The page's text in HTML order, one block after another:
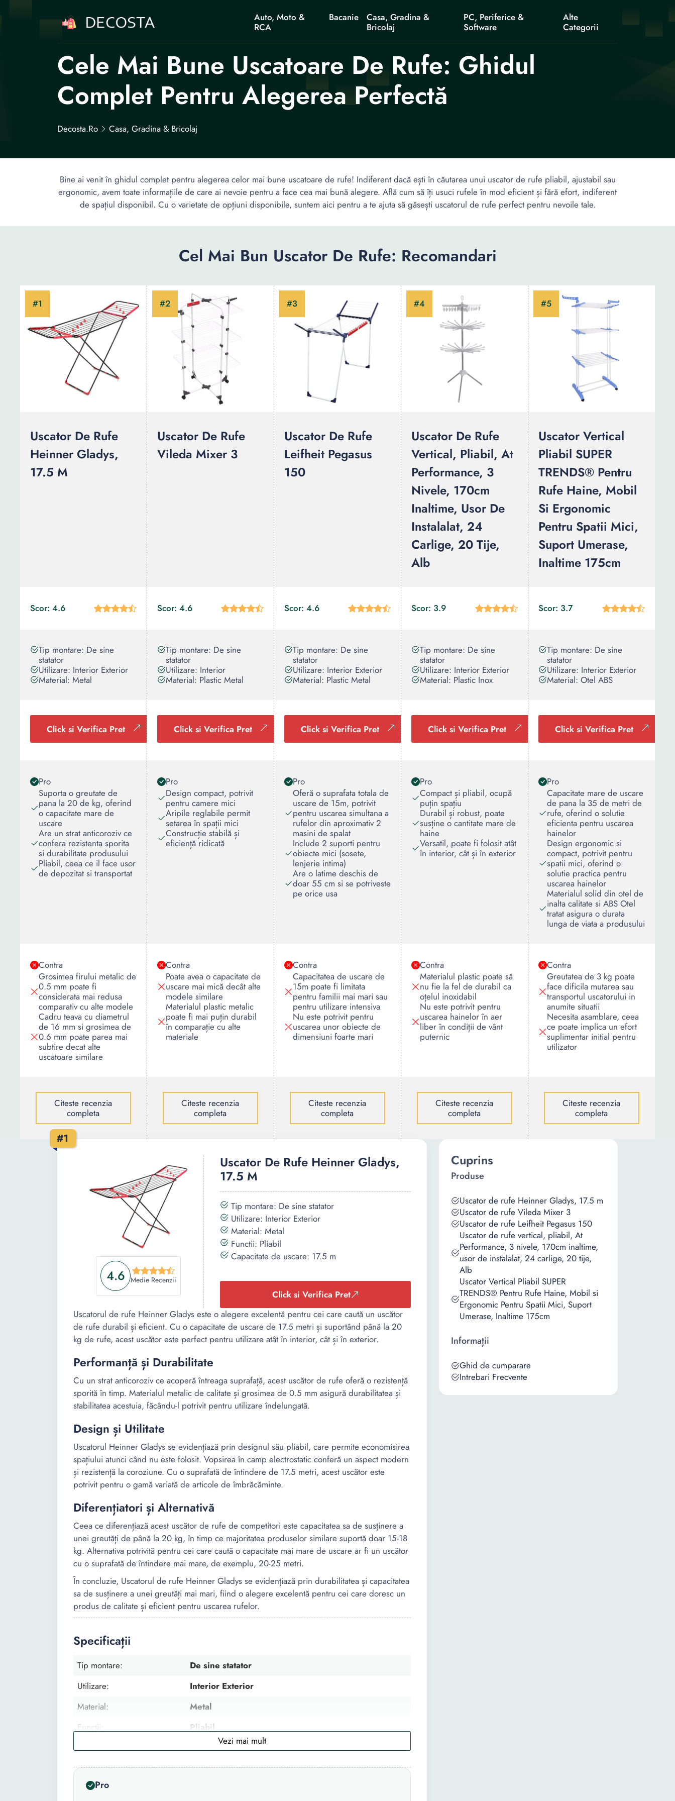
Auto, Moto &
RCA
Bacanie
Casa, Gradina &
Bricolaj
PC, Periferice &
Software
Alte
Categorii
Cele Mai Bune Uscatoare De Rufe: Ghidul
Complet Pentru Alegerea Perfectă
Decosta.ro Casa, Gradina & Bricolaj
Bine ai venit în ghidul complet pentru alegerea celor mai bune uscatoare de rufe! Indiferent dacă ești în căutarea unui uscator de rufe pliabil, ajustabil sau
ergonomic, avem toate informațiile de care ai nevoie pentru a face cea mai bună alegere. Află cum să îți usuci rufele în mod eficient și fără efort, indiferent
de spațiul disponibil. Cu o varietate de opțiuni disponibile, suntem aici pentru a te ajuta să găsești uscatorul de rufe perfect pentru nevoile tale.
Cel Mai Bun Uscator De Rufe: Recomandari
Uscator De Rufe
Heinner Gladys,
17.5 M
Scor: 4.6
Tip montare: De sine
statator
Utilizare: Interior Exterior
Material: Metal
Click si Verifica Pret
Pro
Suporta o greutate de
pana la 20 de kg, oferind
o capacitate mare de
uscare
Are un strat anticoroziv ce
confera rezistenta sporita
si durabilitate produsului
Pliabil, ceea ce il face usor
de depozitat si transportat
Contra
Grosimea firului metalic de
0.5 mm poate fi
considerata mai redusa
comparativ cu alte modele
Cadru teava cu diametrul
de 16 mm si grosimea de
0.6 mm poate parea mai
subtire decat alte
uscatoare similare
Citeste recenzia
completa
Uscator De Rufe
Vileda Mixer 3
Scor: 4.6
Tip montare: De sine
statator
Utilizare: Interior
Material: Plastic Metal
Click si Verifica Pret
Pro
Design compact, potrivit
pentru camere mici
Aripile reglabile permit
setarea în spații mici
Construcție stabilă și
eficiență ridicată
Contra
Poate avea o capacitate de
uscare mai mică decât alte
modele similare
Materialul plastic metalic
poate fi mai puțin durabil
în comparație cu alte
materiale
Citeste recenzia
completa
Uscator De Rufe
Leifheit Pegasus
150
Scor: 4.6
Tip montare: De sine
statator
Utilizare: Interior Exterior
Material: Plastic Metal
Click si Verifica Pret
Pro
Oferă o suprafata totala de
uscare de 15m, potrivit
pentru uscarea simultana a
rufelor din aproximativ 2
masini de spalat
Include 2 suporti pentru
obiecte mici (sosete,
lenjerie intima)
Are o latime deschis de
doar 55 cm si se potriveste
pe orice usa
Contra
Capacitatea de uscare de
15m poate fi limitata
pentru familii mai mari sau
pentru utilizare intensiva
Nu este potrivit pentru
uscarea unor obiecte de
dimensiuni foarte mari
Citeste recenzia
completa
Uscator De Rufe
Vertical, Pliabil, At
Performance, 3
Nivele, 170cm
Inaltime, Usor De
Instalalat, 24
Carlige, 20 Tije,
Alb
Scor: 3.9
Tip montare: De sine
statator
Utilizare: Interior Exterior
Material: Plastic Inox
Click si Verifica Pret
Pro
Compact și pliabil, ocupă
puțin spațiu
Durabil și robust, poate
susține o cantitate mare de
haine
Versatil, poate fi folosit atât
în interior, cât și în exterior
Contra
Materialul plastic poate să
nu fie la fel de durabil ca
oțelul inoxidabil
Nu este potrivit pentru
uscarea hainelor în aer
liber în condiții de vânt
puternic
Citeste recenzia
completa
Uscator Vertical
Pliabil SUPER
TRENDS® Pentru
Rufe Haine, Mobil
Si Ergonomic
Pentru Spatii Mici,
Suport Umerase,
Inaltime 175cm
Scor: 3.7
Tip montare: De sine
statator
Utilizare: Interior Exterior
Material: Otel ABS
Click si Verifica Pret
Pro
Capacitate mare de uscare
de pana la 35 de metri de
rufe, oferind o solutie
eficienta pentru uscarea
hainelor
Design ergonomic si
compact, potrivit pentru
spatii mici, oferind o
solutie practica pentru
uscarea hainelor
Materialul solid din otel de
inalta calitate si ABS Otel
tratat asigura o durata
lunga de viata a produsului
Contra
Greutatea de 3 kg poate
face dificila mutarea sau
transportul uscatorului in
anumite situatii
Necesita asamblare, ceea
ce poate implica un efort
suplimentar initial pentru
utilizator
Citeste recenzia
completa
#1
4.6 Medie Recenzii
Uscator De Rufe Heinner Gladys,
17.5 M
Tip montare: De sine statator
Utilizare: Interior Exterior
Material: Metal
Functii: Pliabil
Capacitate de uscare: 17.5 m
Click si Verifica Pret
Uscatorul de rufe Heinner Gladys este o alegere excelentă pentru cei care caută un uscător
de rufe durabil și eficient. Cu o capacitate de uscare de 17.5 metri și suportând până la 20
kg de rufe, acest uscător este perfect pentru utilizare atât în interior, cât și în exterior.
Performanță și Durabilitate
Cu un strat anticoroziv ce acoperă întreaga suprafață, acest uscător de rufe oferă o rezistență
sporită în timp. Materialul metalic de calitate și grosimea de 0.5 mm asigură durabilitatea și
stabilitatea acestuia, făcându-l potrivit pentru utilizare îndelungată.
Design și Utilitate
Uscatorul Heinner Gladys se evidențiază prin designul său pliabil, care permite economisirea
spațiului atunci când nu este folosit. Vopsirea în camp electrostatic conferă un aspect modern
și rezistență la coroziune. Cu o suprafată de întindere de 17.5 metri, acest uscător este
potrivit pentru o gamă variată de articole de îmbrăcăminte.
Diferențiatori și Alternativă
Ceea ce diferențiază acest uscător de rufe de competitori este capacitatea sa de susținere a
unei greutăți de până la 20 kg, în timp ce majoritatea produselor similare suportă doar 15-18
kg. Alternativa potrivită pentru cei care caută o capacitate mai mare de uscare ar fi un uscător
cu o suprafată de întindere mai mare, de exemplu, 20-25 metri.
În concluzie, Uscatorul de rufe Heinner Gladys se evidențiază prin durabilitatea și capacitatea
sa de susținere a unei greutăți mai mari, fiind o alegere excelentă pentru cei care doresc un
produs de calitate și eficient pentru uscarea rufelor.
Specificații
Tip montare:
De sine statator
Utilizare:
Interior Exterior
Material:
Metal
Functii:
Pliabil
Capacitate de uscare:
17.5 m
Culoare:
Negru Rosu prafuit
Pro
Cuprins
Produse
Uscator de rufe Heinner Gladys, 17.5 m
Uscator de rufe Vileda Mixer 3
Uscator de rufe Leifheit Pegasus 150
Uscator de rufe vertical, pliabil, At
Performance, 3 nivele, 170cm inaltime,
usor de instalalat, 24 carlige, 20 tije,
Alb
Uscator Vertical Pliabil SUPER
TRENDS® Pentru Rufe Haine, Mobil si
Ergonomic Pentru Spatii Mici, Suport
Umerase, Inaltime 175cm
Informații
Ghid de cumparare
Intrebari Frecvente